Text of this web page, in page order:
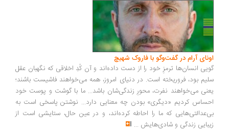
آرام در گفت‌وگو با فاروک شهیچ‭
انسان‌ها ترمزِ خود را از دست داده‌اند و آن کُدِ اخلاقی که نگهبان عقل
بود، فروریخته است. در دنیای امروز، همه می‌خواهند فاشیست باشند؛
می‌خواهند نفرت، محورِ زندگی‌شان باشد... ما با گوشت و پوست خود
کردیم «دیگری» بودن چه معنایی دارد... نوشتن پاسخی است به
که ما را احاطه کرده‌اند، و در عین حال، ستایشی است از
زندگی و شادی‌هایش...